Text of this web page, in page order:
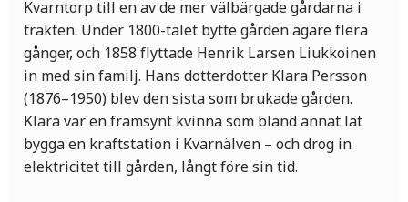
Kvarntorp till en av de mer välbärgade gårdarna i
trakten. Under 1800-talet bytte gården ägare flera
gånger, och 1858 flyttade Henrik Larsen Liukkoinen
in med sin familj. Hans dotterdotter Klara Persson
(1876–1950) blev den sista som brukade gården.
Klara var en framsynt kvinna som bland annat lät
bygga en kraftstation i Kvarnälven – och drog in
elektricitet till gården, långt före sin tid.